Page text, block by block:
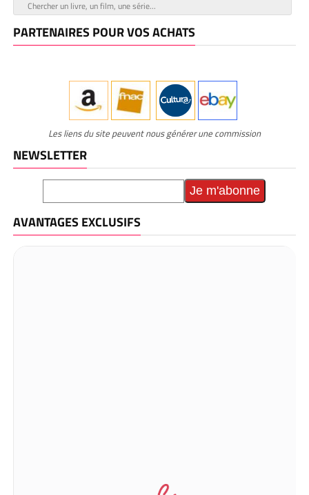
PARTENAIRES POUR VOS ACHATS
Les liens du site peuvent nous générer une commission
NEWSLETTER
AVANTAGES EXCLUSIFS